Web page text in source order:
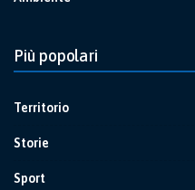
Più popolari
Territorio
Storie
Sport